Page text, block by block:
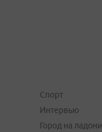
Спорт
Интервью
Город на ладони